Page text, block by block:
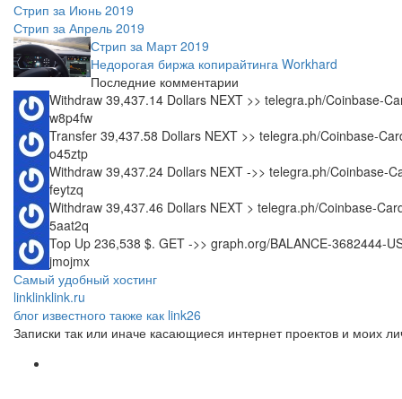
Стрип за Июнь 2019
Стрип за Апрель 2019
Стрип за Март 2019
Недорогая биржа копирайтинга Workhard
Последние комментарии
Withdraw 39,437.14 Dollars NEXT >> telegra.ph/Coinbase-
w8p4fw
Transfer 39,437.58 Dollars NEXT >> telegra.ph/Coinbase-
o45ztp
Withdraw 39,437.24 Dollars NEXT ->> telegra.ph/Coinbase-
feytzq
Withdraw 39,437.46 Dollars NEXT > telegra.ph/Coinbase-
5aat2q
Top Up 236,538 $. GET ->> graph.org/BALANCE-3682444-
jmojmx
Самый удобный хостинг
linklinklink.ru
блог известного также как link26
Записки так или иначе касающиеся интернет проектов и моих